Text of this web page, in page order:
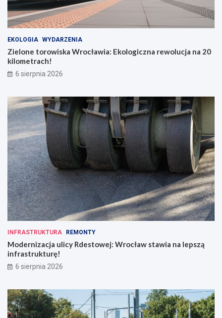
EKOLOGIA WYDARZENIA
Zielone torowiska Wrocławia: Ekologiczna rewolucja na 20
kilometrach!
6 sierpnia 2026
INFRASTRUKTURA REMONTY
Modernizacja ulicy Rdestowej: Wrocław stawia na lepszą
infrastrukturę!
6 sierpnia 2026